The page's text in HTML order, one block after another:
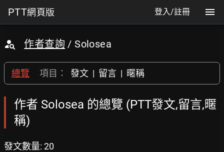
PTT網頁版 登入/註冊
作者查詢 / Solosea
總覽 項目： 發文 | 留言 | 暱稱
作者 Solosea 的總覽 (PTT發文,留言,暱
稱)
發文數量: 20